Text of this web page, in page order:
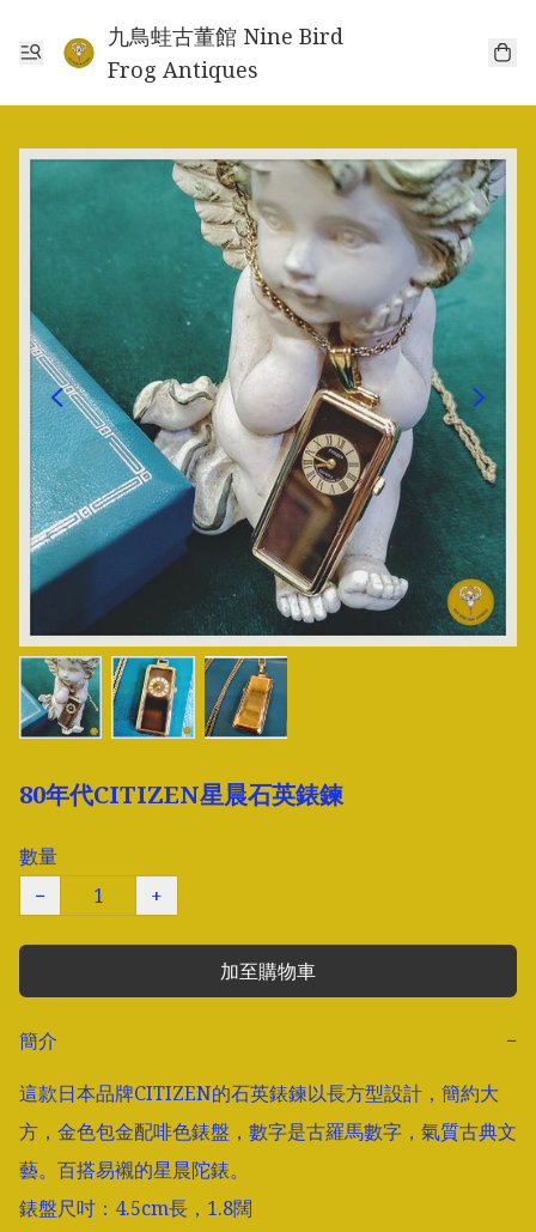
九鳥蛙古董館 Nine Bird
Frog Antiques
80年代CITIZEN星晨石英錶鍊
數量
−
+
加至購物車
簡介
−
這款日本品牌CITIZEN的石英錶鍊以長方型設計，簡約大
方，金色包金配啡色錶盤，數字是古羅馬數字，氣質古典文
藝。百搭易襯的星晨陀錶。
錶盤尺吋：4.5cm長，1.8闊